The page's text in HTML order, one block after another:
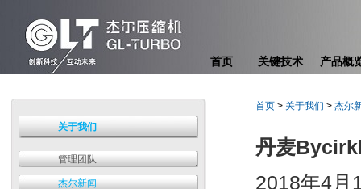
首页 关键技术 产品概
首页 > 关于我们 >杰尔
丹麦
2018年4月
关于我们
管理团队
杰尔新闻